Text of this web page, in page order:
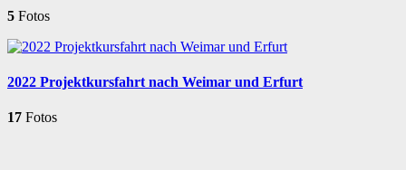
5 Fotos
2022 Projektkursfahrt nach Weimar und Erfurt
17 Fotos